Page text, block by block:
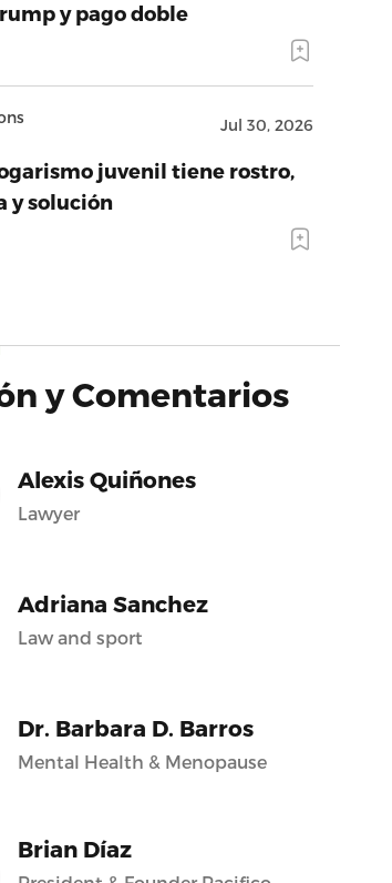
y pago doble
Jul 30, 2026
juvenil tiene rostro,
y solución
y Comentarios
Alexis Quiñones
Lawyer
Adriana Sanchez
Law and sport
Dr. Barbara D. Barros
Mental Health & Menopause
Brian Díaz